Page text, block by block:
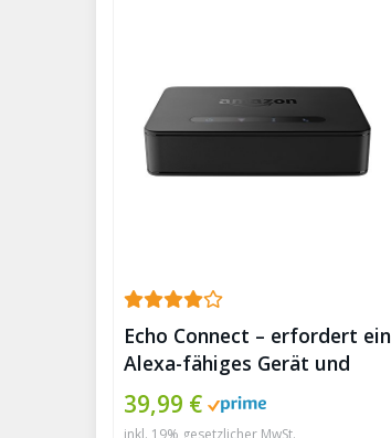
Echo Connect – erfordert ein
Alexa-fähiges Gerät und
einen Telefonanschluss ✪
39,99 €
inkl. 19% gesetzlicher MwSt.